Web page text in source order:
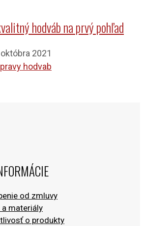
hodváb na prvý pohľad
2021
od zmluvy
a materiály
o produkty